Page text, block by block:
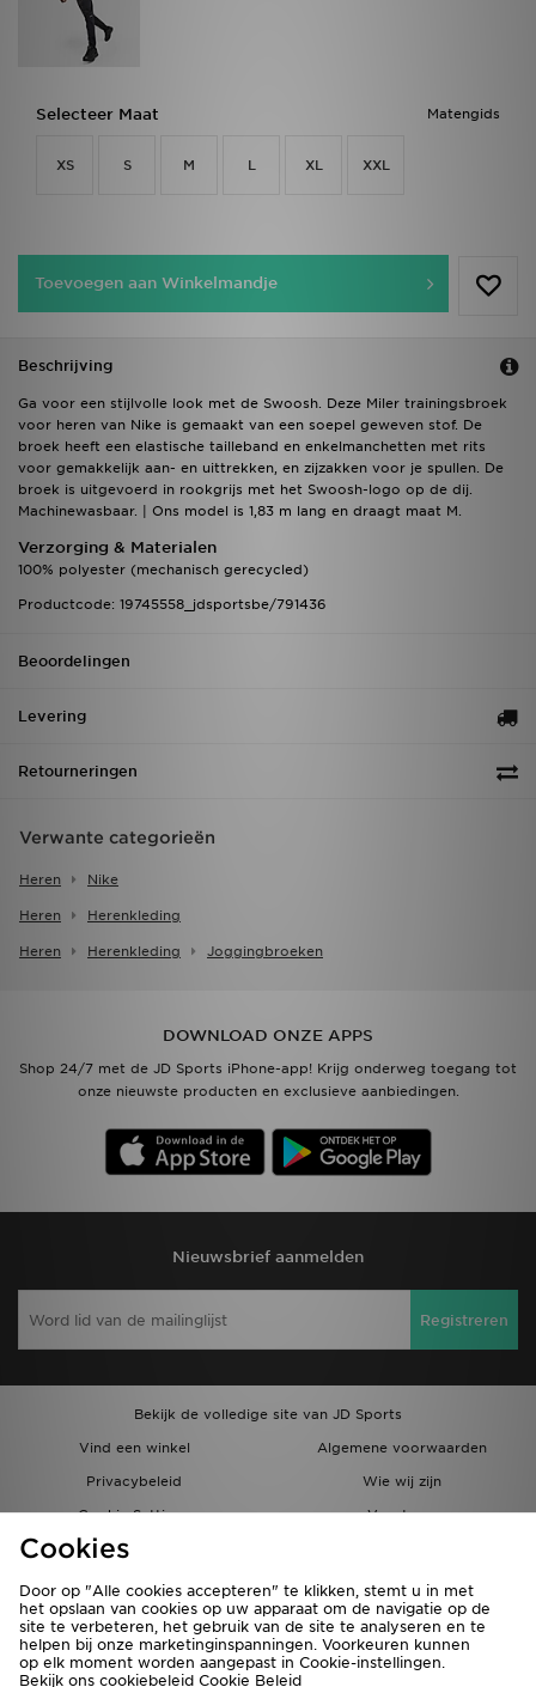
Matengids
Selecteer Maat
XS S M L XL XXL
Toevoegen aan Winkelmandje
Beschrijving
Ga voor een stijlvolle look met de Swoosh. Deze Miler trainingsbroek
voor heren van Nike is gemaakt van een soepel geweven stof. De
broek heeft een elastische tailleband en enkelmanchetten met rits
voor gemakkelijk aan- en uittrekken, en zijzakken voor je spullen. De
broek is uitgevoerd in rookgrijs met het Swoosh-logo op de dij.
Machinewasbaar. | Ons model is 1,83 m lang en draagt maat M.
Verzorging & Materialen
100% polyester (mechanisch gerecycled)
Productcode: 19745558_jdsportsbe/791436
Beoordelingen
Levering
Retourneringen
Verwante categorieën
Heren Nike
Heren Herenkleding
Heren Herenkleding Joggingbroeken
DOWNLOAD ONZE APPS
Shop 24/7 met de JD Sports iPhone-app! Krijg onderweg toegang tot
onze nieuwste producten en exclusieve aanbiedingen.
Nieuwsbrief aanmelden
Registreren
Bekijk de volledige site van JD Sports
Vind een winkel
Algemene voorwaarden
Privacybeleid
Wie wij zijn
Cookie Settings
Vacatures
Bestellingen en Levering
Cookies
Door op "Alle cookies accepteren" te klikken, stemt u in met
het opslaan van cookies op uw apparaat om de navigatie op de
site te verbeteren, het gebruik van de site te analyseren en te
helpen bij onze marketinginspanningen. Voorkeuren kunnen
op elk moment worden aangepast in Cookie-instellingen.
Bekijk ons cookiebeleid Cookie Beleid